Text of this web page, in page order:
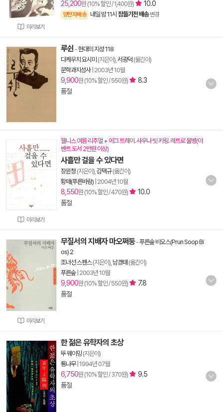
미리보기
25,200원 (10% 할인 / 1,400원) 10.0
양탄자배송 내일 밤 11시 잠들기전 배송 변경
루쉰 -현대의 지성 118
다케우치 요시미 (지은이), 서광덕 (옮긴이)
문학과지성사| 2003년 10월
9,900원 (10% 할인 / 550원)
8.3
품절
미리보기
웰니스 여름 리추얼 + 에그 트레이. 사우나 빗 키링. 레트로 물병(이
벤트 도서 2만원 이상)
사흘만 걸을 수 있다면
장윈청 (지은이), 김택규(옮긴이)
황매(푸른바람) 2004년 10월
8,550원 (10% 할인 / 470원)
10.0
품절
미리보기
무질서의 지배자 마오쩌둥-푸른숲 비오스(Prun Soop Bi
os) 2
조너선 스펜스(지은이), 남경태 (옮긴이)
푸른숲| 2003년 10월
9,900원 (10% 할인 / 550원)
7.8
품절
한 젊은 유학자의 초상
뚜 웨이밍 (지은이)
통나무| 1994년 07월
6,750원 (10% 할인 / 370원)
9.5
품절